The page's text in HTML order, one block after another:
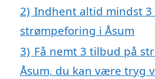
2) Indhent altid mindst
strømpeforing i Åsum
3) Få nemt 3 tilbud på
Åsum, du kan være tryg